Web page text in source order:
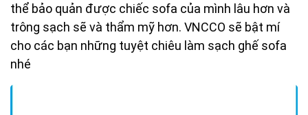
thể bảo quản được chiếc sofa của mình lâu hơn và
trông sạch sẽ và thẩm mỹ hơn. VNCCO sẽ bật mí
cho các bạn những tuyệt chiêu làm sạch ghế sofa
nhé